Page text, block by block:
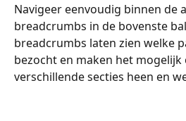
Navigeer eenvoudig binnen de
breadcrumbs in de bovenste
breadcrumbs laten zien welke
bezocht en maken het mogelijk
verschillende secties heen en